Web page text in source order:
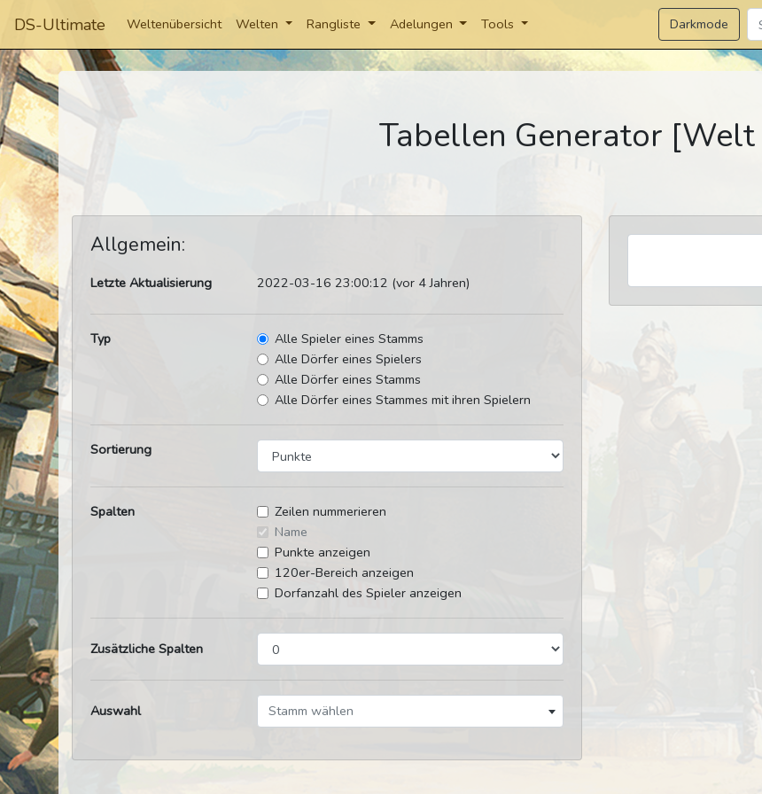
DS-Ultimate Weltenübersicht Welten Rangliste Adelungen Tools Darkmode
Tabellen Generator
Allgemein:
Letzte Aktualisierung 2022-03-16 23:00:12 (vor 4 Jahren)
Typ
Alle Spieler eines Stamms
Alle Dörfer eines Spielers
Alle Dörfer eines Stamms
Alle Dörfer eines Stammes mit ihren Spielern
Sortierung
Spalten
Zeilen nummerieren
Name
Punkte anzeigen
120er-Bereich anzeigen
Dorfanzahl des Spieler anzeigen
Zusätzliche Spalten
Auswahl Stamm wählen